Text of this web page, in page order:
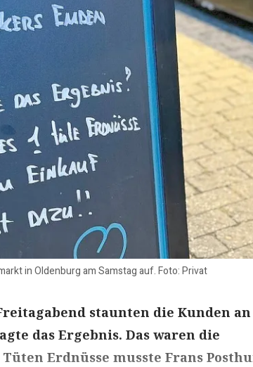
in Oldenburg am Samstag auf. Foto: Privat
staunten die Kunden
das Ergebnis. Das waren die
Erdnüsse musste Frans